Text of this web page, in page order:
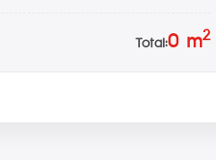
Total:0m2